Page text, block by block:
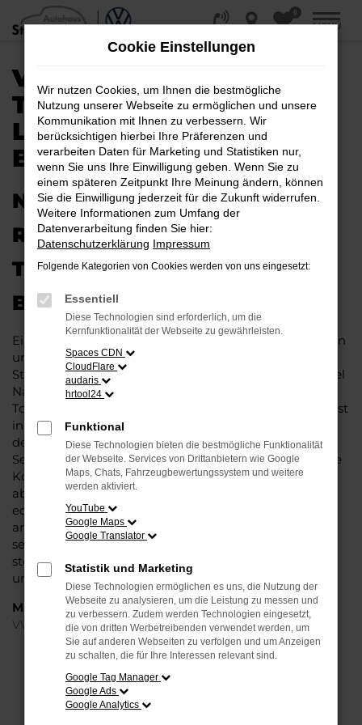
Zum
Hauptinhalt
0
MENÜ
VW TOUAREG
TAGESZULASSUNG |
LIEFERSERVICE NACH
BIELEFELD
NEUES FAHRZEUG MIT VIEL
RABATT: IHRE VW TOUAREG
TAGESZULASSUNG FÜR
BIELEFELD
Ein Neuwagen muss nicht teuer sein. Unser Kundinnen
und Kunden aus Bielefeld und anderswo erhalten bei
Steinböhmer eine VW Touareg Tageszulassung mit viel
Nachlass und ohne Abstriche bei der Qualität. VW
Touareg Tageszulassung: das klingt wie ein Trick und ist
in der Tat ein kleiner Kunstgriff, mit dem Autohändler
den Kauf zu günstigeren Preisen möglich machen.
Seitens der Automobilhersteller werden stets nur enge
Korridore für die Preissetzung bei Neuwagen
abgesteckt. Eine VW Touareg Tageszulassung ist ein
echter Neuwagen, der für einen Tag in Bielefeld oder
anderswo zugelassen wurde. Dabei versteht sich von
selbst, dass der Kilometerstand bei Null komma Null
steht und Sie nach dem Kauf die erste Fahrt
unternehmen können.
Marken
VW
FEHLER: NETWORK ERROR
Beim Laden ist ein Fehler aufgetreten.
Cookie Einstellungen
Wir nutzen Cookies, um Ihnen die bestmögliche
Nutzung unserer Webseite zu ermöglichen und unsere
Kommunikation mit Ihnen zu verbessern. Wir
berücksichtigen hierbei Ihre Präferenzen und
verarbeiten Daten für Marketing und Statistiken nur,
wenn Sie uns Ihre Einwilligung geben. Wenn Sie zu
einem späteren Zeitpunkt Ihre Meinung ändern, können
Sie die Einwilligung jederzeit für die Zukunft widerrufen.
Weitere Informationen zum Umfang der
Datenverarbeitung finden Sie hier:
Datenschutzerklärung Impressum
Folgende Kategorien von Cookies werden von uns eingesetzt:
Essentiell
Diese Technologien sind erforderlich, um die
Kernfunktionalität der Webseite zu gewährleisten.
Spaces CDN
CloudFlare
audaris
hrtool24
Funktional
Diese Technologien bieten die bestmögliche Funktionalität
der Webseite. Services von Drittanbietern wie Google
Maps, Chats, Fahrzeugbewertungssystem und weitere
werden aktiviert.
YouTube
Google Maps
Google Translator
Statistik und Marketing
Diese Technologien ermöglichen es uns, die Nutzung der
Webseite zu analysieren, um die Leistung zu messen und
zu verbessern. Zudem werden Technologien eingesetzt,
die von dritten Werbetreibenden verwendet werden, um
Sie auf anderen Webseiten zu verfolgen und um Anzeigen
zu schalten, die für Ihre Interessen relevant sind.
Google Tag Manager
Google Ads
Google Analytics